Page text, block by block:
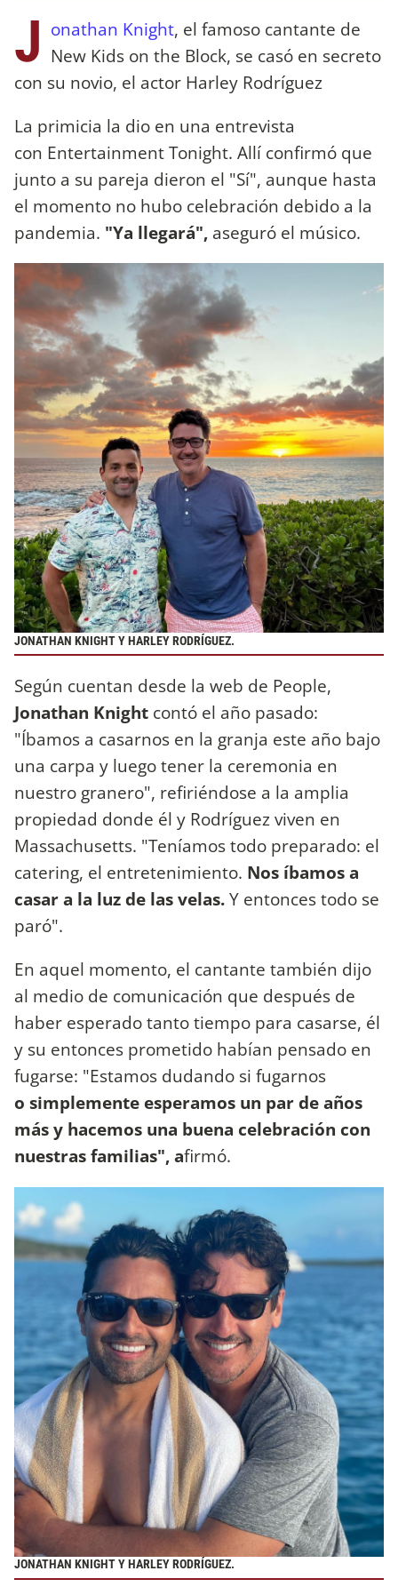
J onathan Knight, el famoso cantante de
New Kids on the Block, se casó en secreto
con su novio, el actor Harley Rodríguez
La primicia la dio en una entrevista
con Entertainment Tonight. Allí confirmó que
junto a su pareja dieron el "Sí", aunque hasta
el momento no hubo celebración debido a la
pandemia. "Ya llegará", aseguró el músico.
JONATHAN KNIGHT Y HARLEY RODRÍGUEZ.
Según cuentan desde la web de People,
Jonathan Knight contó el año pasado:
"Íbamos a casarnos en la granja este año bajo
una carpa y luego tener la ceremonia en
nuestro granero", refiriéndose a la amplia
propiedad donde él y Rodríguez viven en
Massachusetts. "Teníamos todo preparado: el
catering, el entretenimiento. Nos íbamos a
casar a la luz de las velas.Y entonces todo se
paró".
En aquel momento, el cantante también dijo
al medio de comunicación que después de
haber esperado tanto tiempo para casarse, él
y su entonces prometido habían pensado en
fugarse: "Estamos dudando si fugarnos
o simplemente esperamos un par de años
más y hacemos una buena celebración con
nuestras familias", afirmó.
JONATHAN KNIGHT Y HARLEY RODRÍGUEZ.